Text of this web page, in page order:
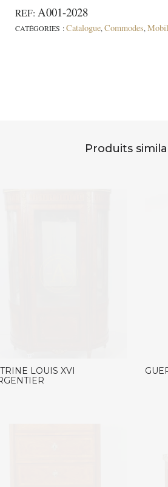
REF: A001-2028
CATÉGORIES :Catalogue,Commodes,
Produits
LOUIS XVI